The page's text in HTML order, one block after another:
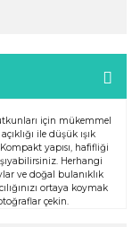
için mükemmel
ile düşük ışık
yapısı, hafifliği
Herhangi
ve doğal bulanıklık
ortaya koymak
çekin.